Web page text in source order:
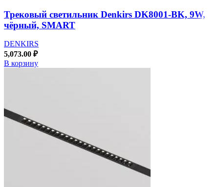
Трековый светильник Denkirs DK8001-BK, 9W,
чёрный, SMART
DENKIRS
5,073.00 ₽
В корзину